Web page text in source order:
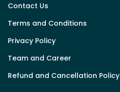
Contact Us
Terms and Conditions
Privacy Policy
Team and Career
Refund and Cancellation Policy